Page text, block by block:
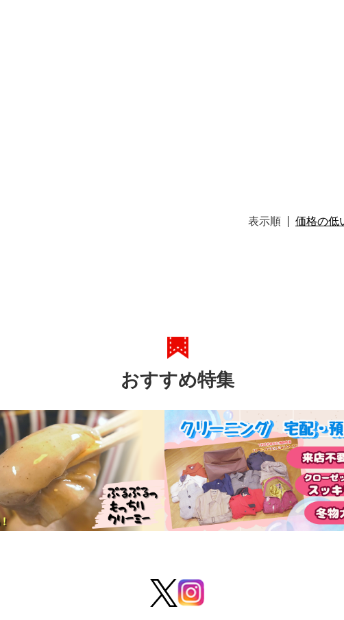
表示順 価格の低
おすすめ特集